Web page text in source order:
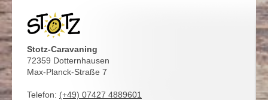
Stotz-Caravaning
72359 Dotternhausen
Max-Planck-Straße 7
Telefon: (+49) 07427 4889601